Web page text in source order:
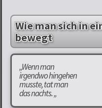
Wie man sich in
bewegt
„Wenn man
irgendwo hingehen
musste, tat man
das nachts. „